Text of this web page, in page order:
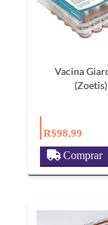
Vacina
(Zoetis)
R$98,99
Comprar